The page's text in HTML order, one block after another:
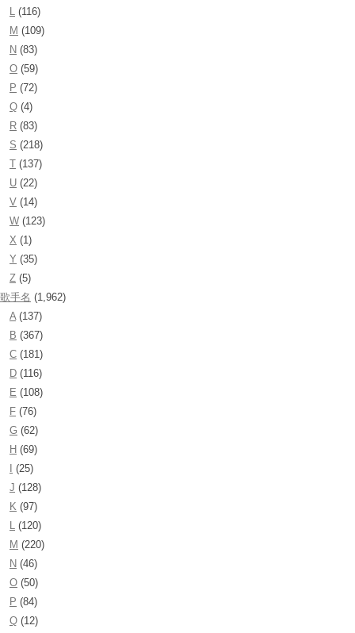
L (116)
M (109)
N (83)
O (59)
P (72)
Q (4)
R (83)
S (218)
T (137)
U (22)
V (14)
W (123)
X (1)
Y (35)
Z (5)
歌手名 (1,962)
A(137)
B (367)
C (181)
D (116)
E (108)
F (76)
G (62)
H (69)
(25)
J (128)
K (97)
L (120)
M (220)
N (46)
O (50)
P (84)
Q (12)